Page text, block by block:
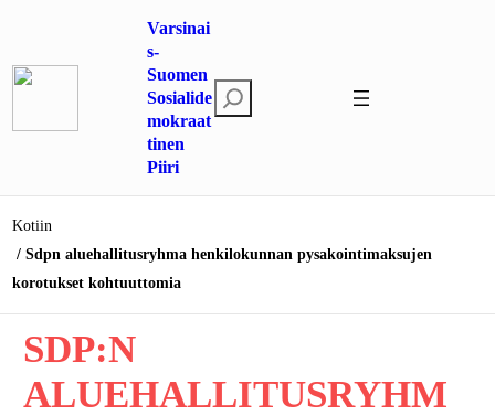
Varsinai
s-
Suomen
Sosialide
mokraat
tinen
Piiri
t
Kotiin
Sdpn aluehallitusryhma henkilokunnan pysakointimaksujen
korotukset kohtuuttomia
SDP:N
ALUEHALLITUSRYHM